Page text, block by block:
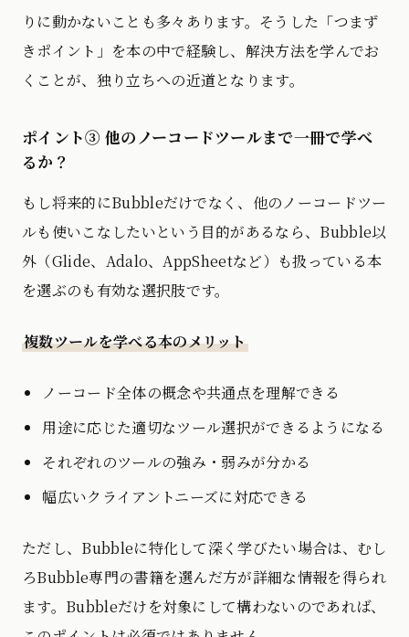
りに動かないことも多々あります。そうした「つまず
きポイント」を本の中で経験し、解決方法を学んでお
くことが、独り立ちへの近道となります。
ポイント③ 他のノーコードツールまで一冊で学べ
るか？
もし将来的にBubbleだけでなく、他のノーコードツー
ルも使いこなしたいという目的があるなら、Bubble以
外（Glide、Adalo、AppSheetなど）も扱っている本
を選ぶのも有効な選択肢です。
複数ツールを学べる本のメリット
ノーコード全体の概念や共通点を理解できる
用途に応じた適切なツール選択ができるようになる
それぞれのツールの強み・弱みが分かる
幅広いクライアントニーズに対応できる
ただし、Bubbleに特化して深く学びたい場合は、むし
ろBubble専門の書籍を選んだ方が詳細な情報を得られ
ます。Bubbleだけを対象にして構わないのであれば、